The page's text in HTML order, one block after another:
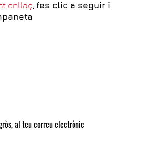
enllaç, fes clic a seguir i
al teu correu electrònic